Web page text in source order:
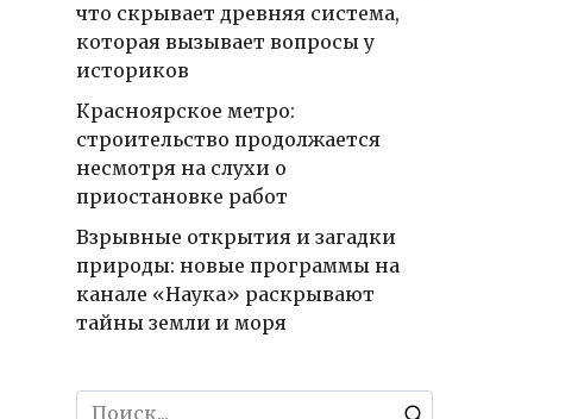
что скрывает древняя система,
которая вызывает вопросы у
историков
Красноярское метро:
строительство продолжается
несмотря на слухи о
приостановке работ
Взрывные открытия и загадки
природы: новые программы на
канале «Наука» раскрывают
тайны земли и моря
Search